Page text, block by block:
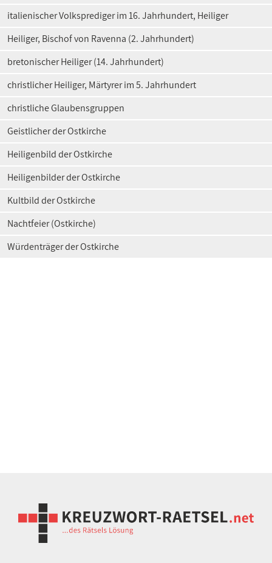
italienischer Volksprediger im 16. Jahrhundert, Heiliger
Heiliger, Bischof von Ravenna (2. Jahrhundert)
bretonischer Heiliger (14. Jahrhundert)
christlicher Heiliger, Märtyrer im 5. Jahrhundert
christliche Glaubensgruppen
Geistlicher der Ostkirche
Heiligenbild der Ostkirche
Heiligenbilder der Ostkirche
Kultbild der Ostkirche
Nachtfeier (Ostkirche)
Würdenträger der Ostkirche